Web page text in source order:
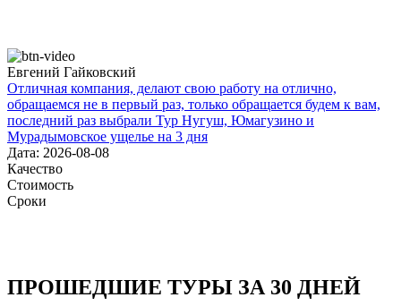
Евгений Гайковский
Отличная компания, делают свою работу на отлично,
обращаемся не в первый раз, только обращается будем к вам,
последний раз выбрали Тур Нугуш, Юмагузино и
Мурадымовское ущелье на 3 дня
Дата: 2026-08-08
Качество
Стоимость
Сроки
ПРОШЕДШИЕ ТУРЫ ЗА 30 ДНЕЙ